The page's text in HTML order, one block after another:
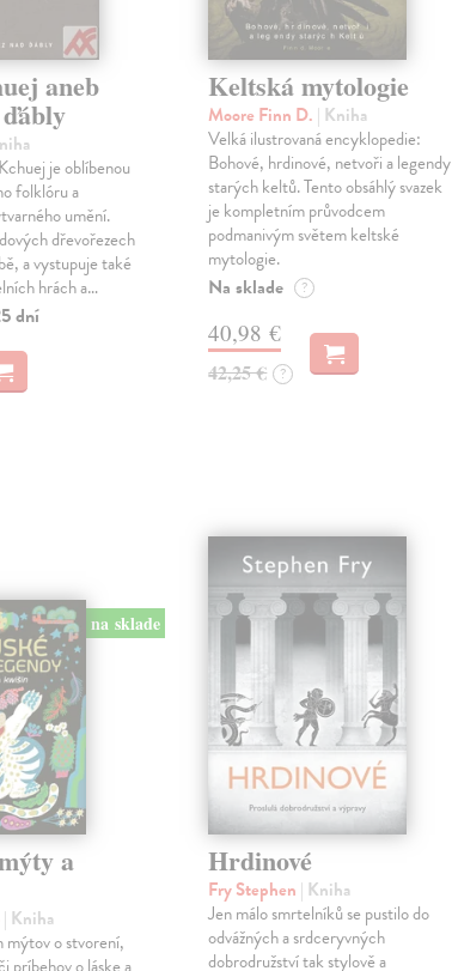
aneb
je oblíbenou
folklóru a
umění.
dřevořezech
a vystupuje také
hrách a…
dní
Keltská mytologie
Moore Finn D. | Kniha
Velká ilustrovaná encyklopedie:
Bohové, hrdinové, netvoři a legendy
starých keltů. Tento obsáhlý svazek
je kompletním průvodcem
podmanivým světem keltské
mytologie.
Na sklade ?
40,98 €
42,25 € ?
na sklade
a
| Kniha
o stvorení,
Hrdinové
Fry Stephen | Kniha
Jen málo smrtelníků se pustilo do
odvážných a srdceryvných
dobrodružství tak stylově a